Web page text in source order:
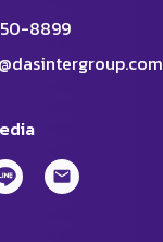
8899